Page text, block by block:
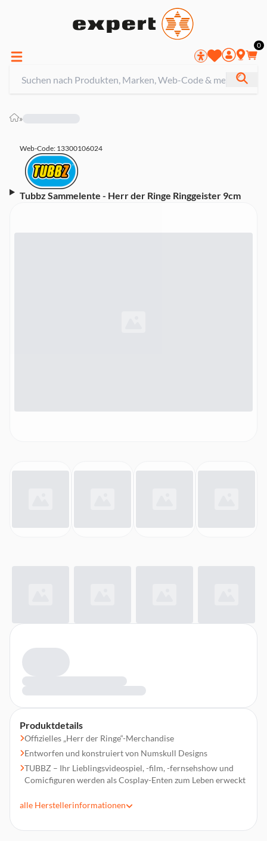
0
»
Web-Code: 13300106024
Tubbz Sammelente - Herr der Ringe Ringgeister 9cm
Produktdetails
Offizielles „Herr der Ringe“-Merchandise
Entworfen und konstruiert von Numskull Designs
TUBBZ – Ihr Lieblingsvideospiel, -film, -fernsehshow und
Comicfiguren werden als Cosplay-Enten zum Leben erweckt
Premium-Sammlerstücke – sehr detaillierte Funktionen und
alle Herstellerinformationen